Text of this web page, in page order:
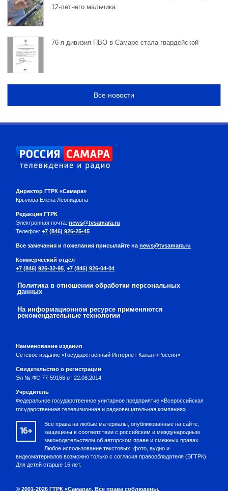
12-летнего мальчика
76-я дивизия ПВО в Самаре стала гвардейской
Все новости
Директор ГТРК «Самара»
Крылова Елена Леонидовна
Редакция ГТРК
Электронная почта: news@tvsamara.ru
Телефон: +7 (846) 926-25-45
Все замечания и пожелания присылайте на news@tvsamara.ru
Коммерческий отдел
+7 (846) 926-32-95 +7 (846) 926-04-04
Политика в отношении обработки персональных
данных
На информационном ресурсе применяются
рекомендательные технологии
Наименование издания
Сетевое издание «Государственный Интернет-Канал «Россия»
Свидетельство о регистрации
Эл № ФС 77-59166 от 22.08.2014
Учредитель
Федеральное государственное унитарное предприятие «Всероссийская
государственная телевизионная и радиовещательная компания»
16+
Все права на любые материалы, опубликованные на сайте,
защищены в соответствии с российским и международным
законодательством об авторском праве и смежных правах.
Любое использование текстовых, фото, аудио и
видеоматериалов возможно только с согласия правообладателя (ВГТРК).
Для детей старше 16 лет.
© 2001-2026 ГТРК «Самара». Все права соблюдены.